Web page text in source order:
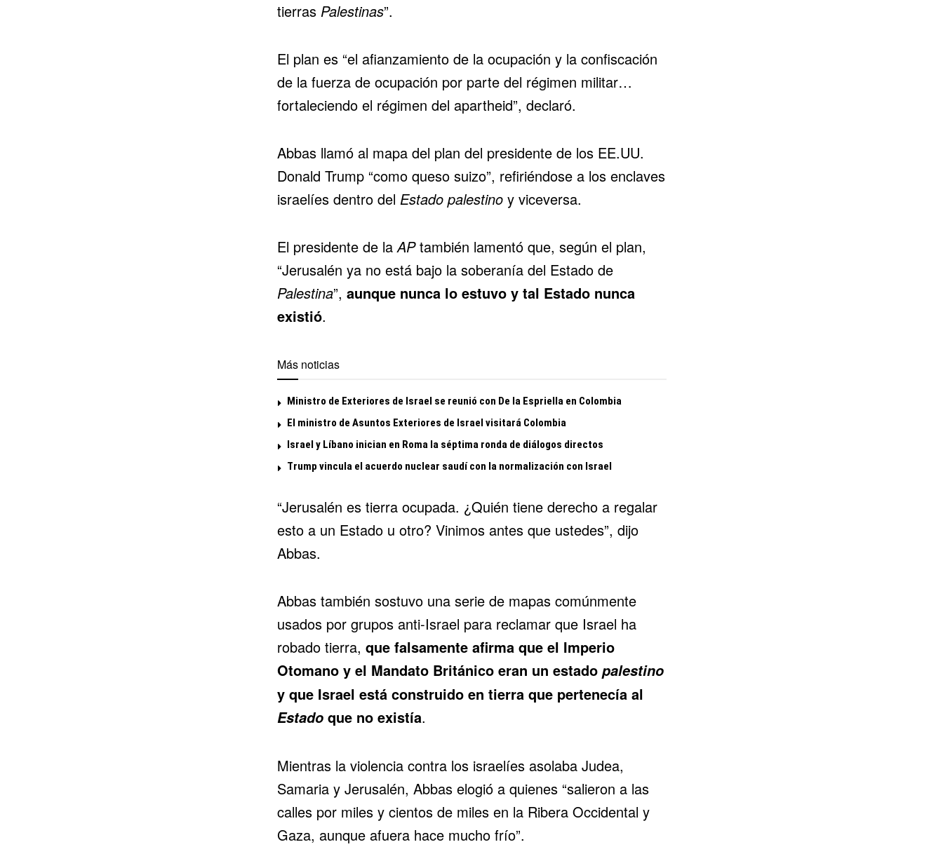
tierras Palestinas”.
El plan es “el afianzamiento de la ocupación y la confiscación
de la fuerza de ocupación por parte del régimen militar…
fortaleciendo el régimen del apartheid”, declaró.
Abbas llamó al mapa del plan del presidente de los EE.UU.
Donald Trump “como queso suizo”, refiriéndose a los enclaves
israelíes dentro del Estado palestinoy viceversa.
El presidente de laAPtambién lamentó que, según el plan,
“Jerusalén ya no está bajo la soberanía del Estado de
Palestina”, aunque nunca lo estuvo y tal Estado nunca
existió.
Más noticias
Ministro de Exteriores de Israel se reunió con De la Espriella en Colombia
El ministro de Asuntos Exteriores de Israel visitará Colombia
Israel y Líbano inician en Roma la séptima ronda de diálogos directos
Trump vincula el acuerdo nuclear saudí con la normalización con Israel
“Jerusalén es tierra ocupada. ¿Quién tiene derecho a regalar
esto a un Estado u otro? Vinimos antes que ustedes”, dijo
Abbas.
Abbas también sostuvo una serie de mapas comúnmente
usados por grupos anti-Israel para reclamar que Israel ha
robado tierra, que falsamente afirma que el Imperio
Otomano y el Mandato Británico eran un estado palestino
y que Israel está construido en tierra que pertenecía al
Estadoque no existía.
Mientras la violencia contra los israelíes asolaba Judea,
Samaria y Jerusalén, Abbas elogió a quienes “salieron a las
calles por miles y cientos de miles en la Ribera Occidental y
Gaza, aunque afuera hace mucho frío”.